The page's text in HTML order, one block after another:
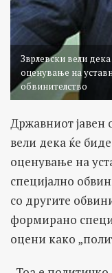
Зврлевски вели
оценување на
обвинителство
Државниот јавен
вели дека ќе
оценување на
специјално
со другите
формирано
оцени како